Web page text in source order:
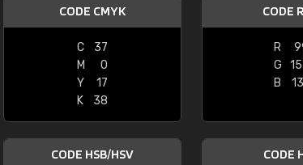
CODE CMYK
C
37
M
0
Y
17
K
38
CODE
R
G
B
CODE HSB/HSV CODE